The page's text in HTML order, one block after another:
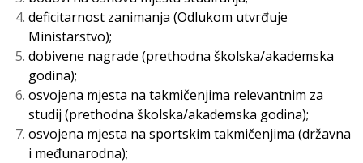
deficitarnost zanimanja (Odlukom utvrđuje
Ministarstvo);
dobivene nagrade (prethodna školska/akademska
godina);
osvojena mjesta na takmičenjima relevantnim za
studij (prethodna školska/akademska godina);
osvojena mjesta na sportskim takmičenjima (državna
i međunarodna);